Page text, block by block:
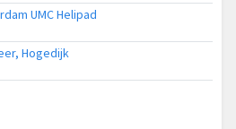
UMC Helipad
Hogedijk